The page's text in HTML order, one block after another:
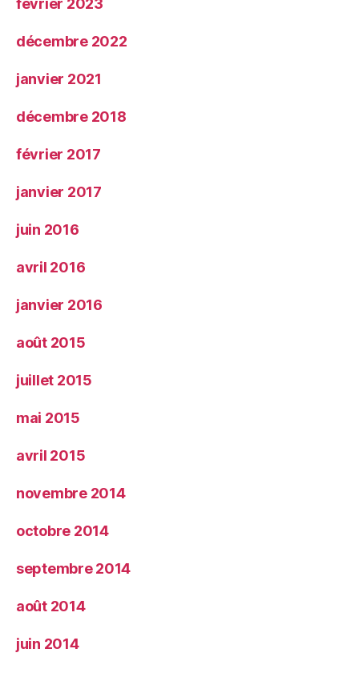
février 2023
décembre 2022
janvier 2021
décembre 2018
février 2017
janvier 2017
juin 2016
avril 2016
janvier 2016
août 2015
juillet 2015
mai 2015
avril 2015
novembre 2014
octobre 2014
septembre 2014
août 2014
juin 2014